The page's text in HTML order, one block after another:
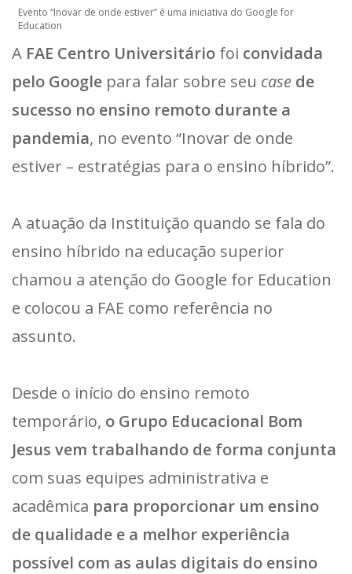
Evento “Inovar de onde estiver” é uma iniciativa do Google for
Education
A FAE Centro Universitário foi convidada
pelo Google para falar sobre seu case de
sucesso no ensino remoto durante a
pandemia, no evento “Inovar de onde
estiver – estratégias para o ensino híbrido”.
A atuação da Instituição quando se fala do
ensino híbrido na educação superior
chamou a atenção do Google for Education
e colocou a FAE como referência no
assunto.
Desde o início do ensino remoto
temporário, o Grupo Educacional Bom
Jesus vem trabalhando de forma conjunta
com suas equipes administrativa e
acadêmica para proporcionar um ensino
de qualidade e a melhor experiência
possível com as aulas digitais do ensino